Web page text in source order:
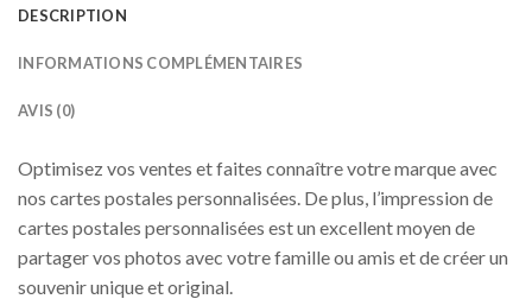
DESCRIPTION
INFORMATIONS COMPLÉMENTAIRES
AVIS (0)
Optimisez vos ventes et faites connaître votre marque avec
nos cartes postales personnalisées. De plus, l’impression de
cartes postales personnalisées est un excellent moyen de
partager vos photos avec votre famille ou amis et de créer un
souvenir unique et original.